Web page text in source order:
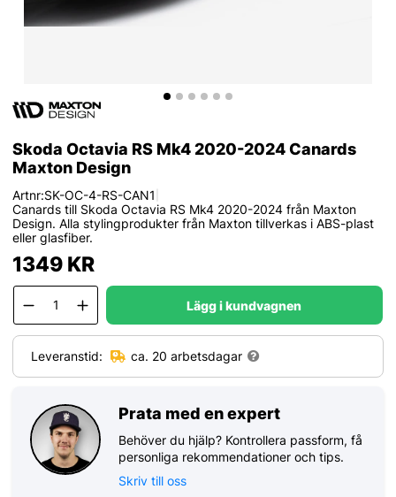
Skoda Octavia RS Mk4 2020-2024 Canards
Maxton Design
Artnr:SK-OC-4-RS-CAN1
Canards till Skoda Octavia RS Mk4 2020-2024 från Maxton
Design. Alla stylingprodukter från Maxton tillverkas i ABS-plast
eller glasfiber.
1349KR
Lägg i kundvagnen
Leveranstid: ca. 20 arbetsdagar
Prata med en expert
Behöver du hjälp? Kontrollera passform, få
personliga rekommendationer och tips.
Skriv till oss